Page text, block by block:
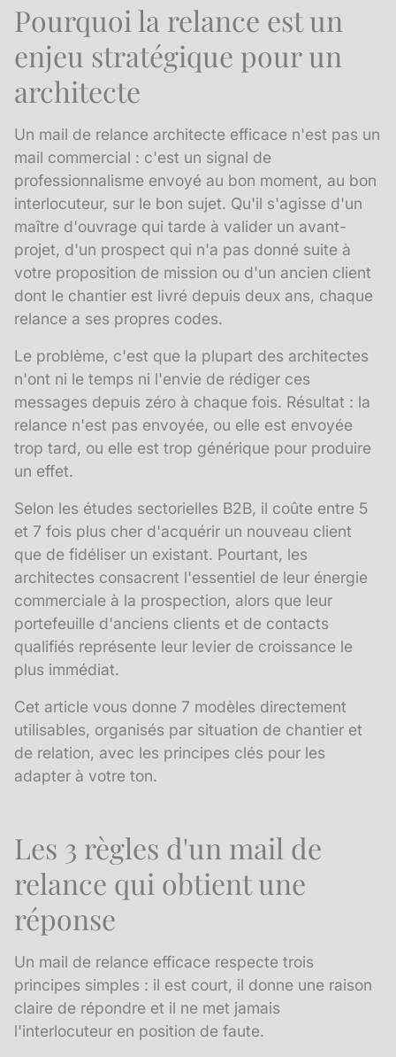
Pourquoi la relance est un
enjeu stratégique pour un
architecte
Un mail de relance architecte efficace n'est pas un
mail commercial : c'est un signal de
professionnalisme envoyé au bon moment, au bon
interlocuteur, sur le bon sujet. Qu'il s'agisse d'un
maître d'ouvrage qui tarde à valider un avant-
projet, d'un prospect qui n'a pas donné suite à
votre proposition de mission ou d'un ancien client
dont le chantier est livré depuis deux ans, chaque
relance a ses propres codes.
Le problème, c'est que la plupart des architectes
n'ont ni le temps ni l'envie de rédiger ces
messages depuis zéro à chaque fois. Résultat : la
relance n'est pas envoyée, ou elle est envoyée
trop tard, ou elle est trop générique pour produire
un effet.
Selon les études sectorielles B2B, il coûte entre 5
et 7 fois plus cher d'acquérir un nouveau client
que de fidéliser un existant. Pourtant, les
architectes consacrent l'essentiel de leur énergie
commerciale à la prospection, alors que leur
portefeuille d'anciens clients et de contacts
qualifiés représente leur levier de croissance le
plus immédiat.
Cet article vous donne 7 modèles directement
utilisables, organisés par situation de chantier et
de relation, avec les principes clés pour les
adapter à votre ton.
Les 3 règles d'un mail de
relance qui obtient une
réponse
Un mail de relance efficace respecte trois
principes simples : il est court, il donne une raison
claire de répondre et il ne met jamais
l'interlocuteur en position de faute.